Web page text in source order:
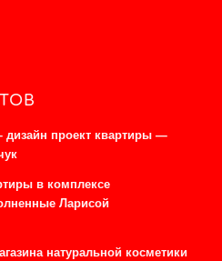
проект квартиры —
в комплексе
Ларисой
натуральной косметики